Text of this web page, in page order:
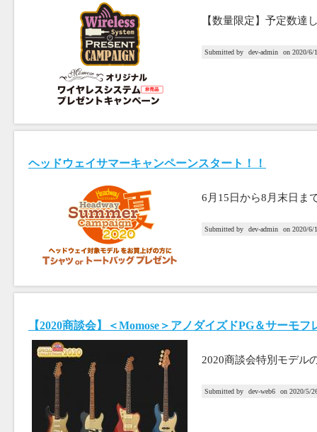
【数量限定】予定数達
Submitted by dev-admin on 2020/6/
ヘッドウェイサマーキャンペーンスタート！！
6月15日から8月末日ま
Submitted by dev-admin on 2020/6/
【2020商談会】＜Momose＞アノダイズドPG＆サーモ
2020商談会特別モデル
Submitted by dev-web6 on 2020/5/